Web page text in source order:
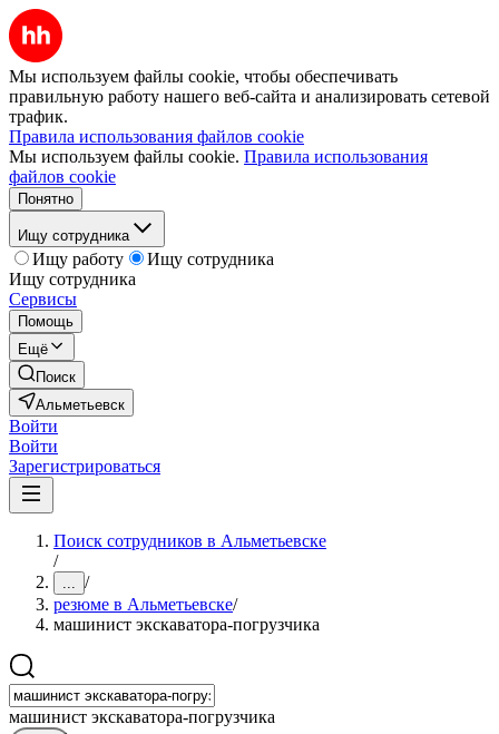
Мы используем файлы cookie, чтобы обеспечивать
правильную работу нашего веб-сайта и анализировать сетевой
трафик.
Правила использования файлов cookie
Мы используем файлы cookie. Правила использования
файлов cookie
Понятно
Ищу сотрудника
Ищу работу
Ищу сотрудника
Ищу сотрудника
Сервисы
Помощь
Ещё
Поиск
Альметьевск
Войти
Войти
Зарегистрироваться
Поиск сотрудников в Альметьевске
/
... /
резюме в Альметьевске/
машинист экскаватора-погрузчика
машинист экскаватора-погрузчика